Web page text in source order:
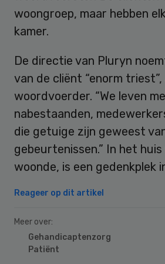
woongroep, maar hebben
kamer.
De directie van Pluryn
van de cliënt “enorm triest”,
woordvoerder. “We leven
nabestaanden,
die getuige zijn geweest
gebeurtenissen.” In het
woonde, is een gedenkplek
Reageer op dit artikel
Meer over:
Gehandicaptenzorg
Patiënt